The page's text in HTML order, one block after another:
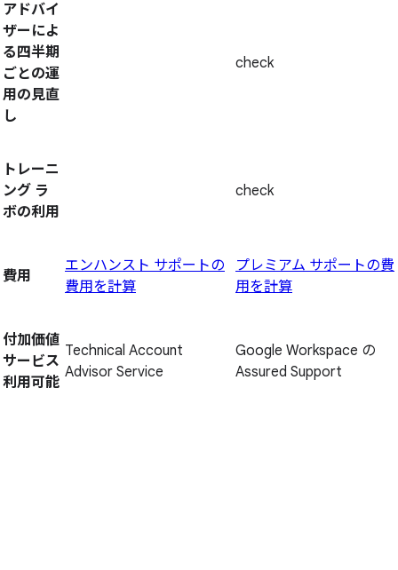
アドバイ
ザーによ
る四半期
ごとの運
用の見直
し
check
トレーニ
ング ラ
ボの利用
check
費用
エンハンスト サポートの
費用を計算
プレミアム サポートの費
用を計算
付加価値
サービス
利用可能
Technical Account
Advisor Service
Google Workspace の
Assured Support